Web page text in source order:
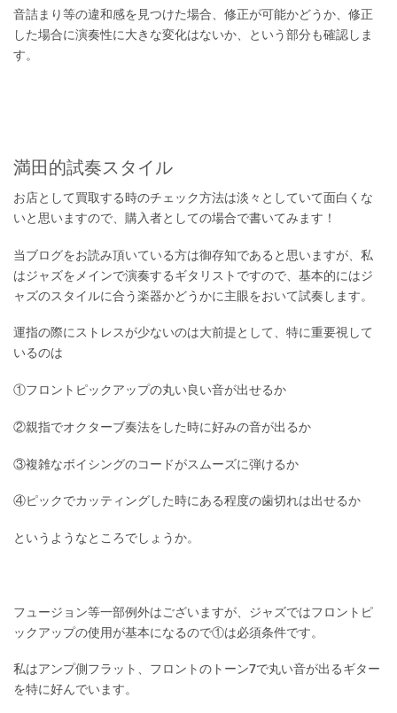
音詰まり等の違和感を見つけた場合、修正が可能かどうか、修正
した場合に演奏性に大きな変化はないか、という部分も確認しま
す。
満田的試奏スタイル
お店として買取する時のチェック方法は淡々としていて面白くな
いと思いますので、購入者としての場合で書いてみます！
当ブログをお読み頂いている方は御存知であると思いますが、私
はジャズをメインで演奏するギタリストですので、基本的にはジ
ャズのスタイルに合う楽器かどうかに主眼をおいて試奏します。
運指の際にストレスが少ないのは大前提として、特に重要視して
いるのは
①フロントピックアップの丸い良い音が出せるか
②親指でオクターブ奏法をした時に好みの音が出るか
③複雑なボイシングのコードがスムーズに弾けるか
④ピックでカッティングした時にある程度の歯切れは出せるか
というようなところでしょうか。
フュージョン等一部例外はございますが、ジャズではフロントピ
ックアップの使用が基本になるので①は必須条件です。
私はアンプ側フラット、フロントのトーン7で丸い音が出るギター
を特に好んでいます。